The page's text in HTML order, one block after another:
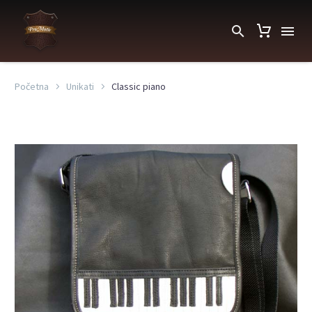
Početna Unikati Classic piano